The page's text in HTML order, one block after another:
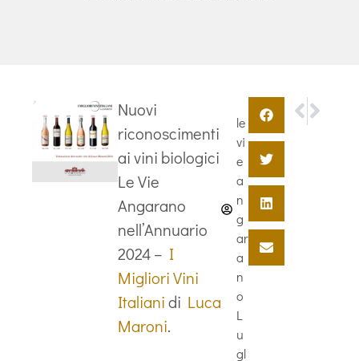
Nuovi
riconoscimenti
ai vini biologici
Le Vie
Angarano
nell’Annuario
2024 – I
Migliori Vini
Italianidi Luca
Maroni.
le
vi
e
a
n
g
ar
a
n
o
L
u
gl
Vinitaly 2023
LUCA